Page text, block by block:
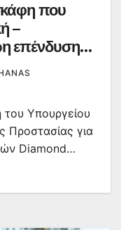
που
–
επένδυση
μας
Υπουργείου
Προστασίας για
Diamond…